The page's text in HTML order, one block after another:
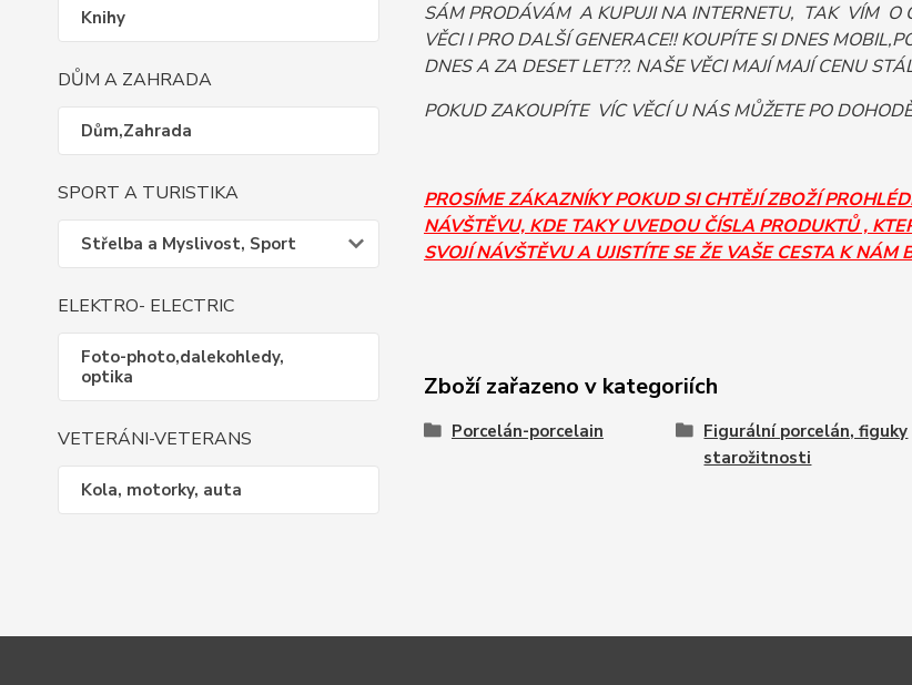
Knihy
DŮM A ZAHRADA
Dům,Zahrada
SPORT A TURISTIKA
Střelba a Myslivost, Sport
ELEKTRO- ELECTRIC
Foto-photo,dalekohledy,
optika
VETERÁNI-VETERANS
Kola, motorky, auta
SÁM PRODÁVÁM A KUPUJI NA INTERNETU, TAK VÍM O
VĚCI I PRO DALŠÍ GENERACE!! KOUPÍTE SI DNES
DNES A ZA DESET LET??. NAŠE VĚCI MAJÍ MAJÍ CENU
POKUD ZAKOUPÍTE VÍC VĚCÍ U NÁS MŮŽETE PO
PROSÍME ZÁKAZNÍKY POKUD SI CHTĚJÍ ZBOŽÍ
NÁVŠTĚVU, KDE TAKY UVEDOU ČÍSLA PRODUKTŮ ,
SVOJÍ NÁVŠTĚVU A UJISTÍTE SE ŽE VAŠE CESTA K NÁM
Zboží zařazeno v kategoriích
Porcelán-porcelain
Figurální porcelán, figuky
starožitnosti